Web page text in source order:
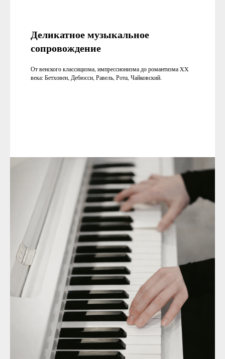
Деликатное музыкальное
сопровождение
От венского классицизма, импрессионизма до романтизма XX
века: Бетховен, Дебюсси, Равель, Рота, Чайковский.